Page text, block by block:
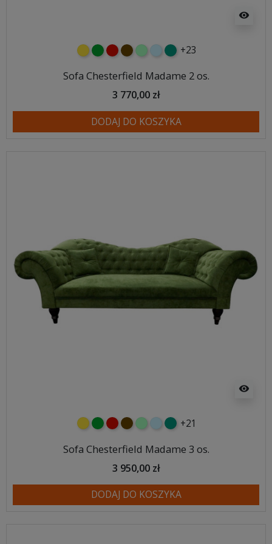
visibility
żółtyzielonyczerwony
czekoladowy
miętowybłękitny
turkusowy
+23
Sofa Chesterfield Madame 2 os.
3 770,00 zł
DODAJ DO KOSZYKA
visibility
żółtyzielonyczerwony
czekoladowy
miętowybłękitny
turkusowy
+21
Sofa Chesterfield Madame 3 os.
3 950,00 zł
DODAJ DO KOSZYKA